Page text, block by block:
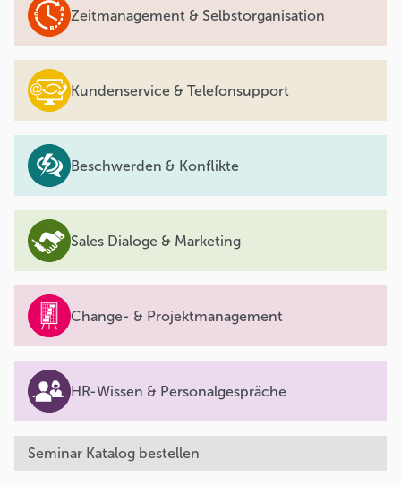
Zeitmanagement & Selbstorganisation
Kundenservice & Telefonsupport
Beschwerden & Konflikte
Sales Dialoge & Marketing
Change- & Projektmanagement
HR-Wissen & Personalgespräche
Seminar Katalog bestellen